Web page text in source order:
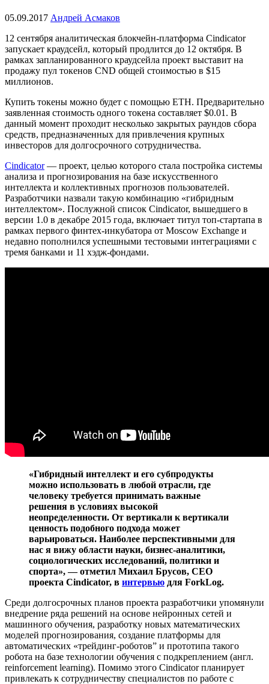
05.09.2017 Андрей Асмаков
12 сентября аналитическая блокчейн-платформа Cindicator
запускает краудсейл, который продлится до 12 октября. В
рамках запланированного краудсейла проект выставит на
продажу пул токенов CND общей стоимостью в $15
миллионов.
Купить токены можно будет с помощью ETH. Предварительно
заявленная стоимость одного токена составляет $0.01. В
данный момент проходит несколько закрытых раундов сбора
средств, предназначенных для привлечения крупных
инвесторов для долгосрочного сотрудничества.
Cindicator— проект, целью которого стала постройка системы
анализа и прогнозирования на базе искусственного
интеллекта и коллективных прогнозов пользователей.
Разработчики назвали такую комбинацию «гибридным
интеллектом». Послужной список Cindicator, вышедшего в
версии 1.0 в декабре 2015 года, включает титул топ-стартапа в
рамках первого финтех-инкубатора от Moscow Exchange и
недавно пополнился успешными тестовыми интеграциями с
тремя банками и 11 хэдж-фондами.
«Гибридный интеллект и его субпродукты
можно использовать в любой отрасли, где
человеку требуется принимать важные
решения в условиях высокой
неопределенности. От вертикали к вертикали
ценность подобного подхода может
варьироваться. Наиболее перспективными для
нас я вижу области науки, бизнес-аналитики,
социологических исследований, политики и
спорта», — отметил Михаил Брусов, CEO
проекта Cindicator, в интервью для ForkLog.
Среди долгосрочных планов проекта разработчики упомянули
внедрение ряда решений на основе нейронных сетей и
машинного обучения, разработку новых математических
моделей прогнозирования, создание платформы для
автоматических «трейдинг-роботов” и прототипа такого
робота на базе технологии обучения с подкреплением (англ.
reinforcement learning). Помимо этого Cindicator планирует
привлекать к сотрудничеству специалистов по работе с